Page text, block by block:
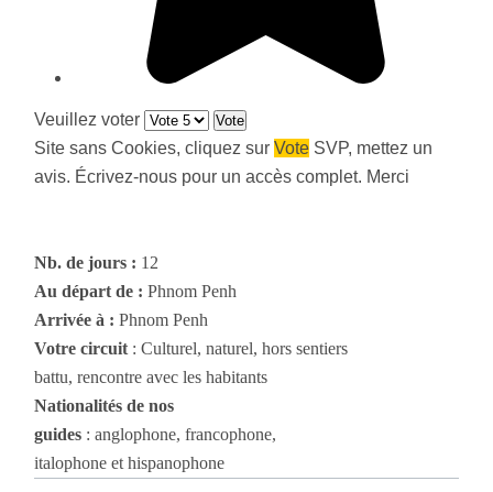
Veuillez voter
Site sans Cookies, cliquez surVote SVP, mettez un
avis. Écrivez-nous pour un accès complet. Merci
Nb. de jours : 12
Au départ de :Phnom Penh
Arrivée à :Phnom Penh
Votre circuit : Culturel, naturel, hors sentiers
battu, rencontre avec les habitants
Nationalités de nos
guides : anglophone, francophone,
italophone et hispanophone